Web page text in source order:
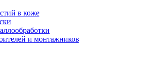
в коже
и монтажников